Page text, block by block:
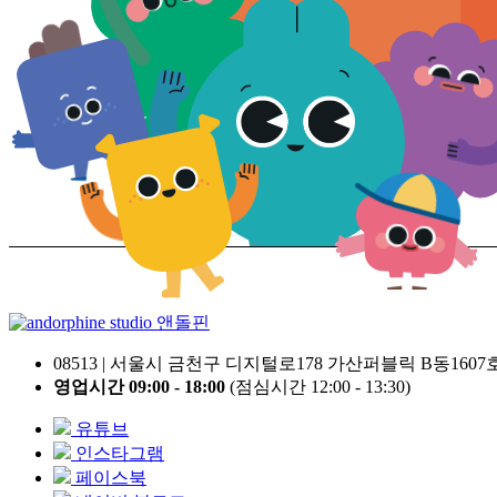
앤돌핀
08513 | 서울시 금천구 디지털로178 가산퍼블릭 B동1607
영업시간 09:00 - 18:00 (점심시간 12:00 - 13:30)
유튜브
인스타그램
페이스북